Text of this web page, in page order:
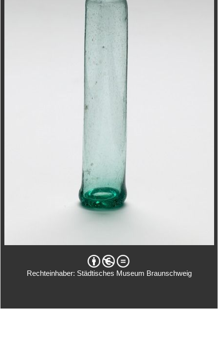
Rechteinhaber: Städtisches Museum Braunschweig